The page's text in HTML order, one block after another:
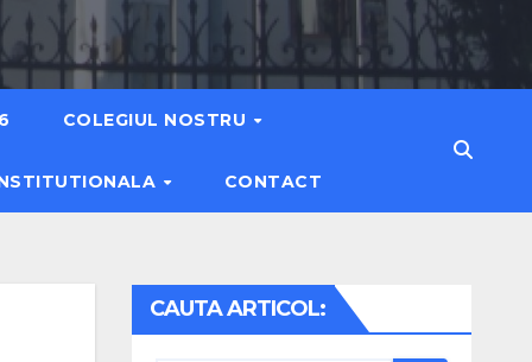
COLEGIUL NOSTRU
CONTACT
CAUTA ARTICOL: